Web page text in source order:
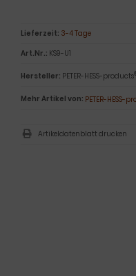
Lieferzeit: 3-4 Tage
Art.Nr.: KS9-U1
Hersteller: PETER-HESS-products
Mehr Artikel von: PETER-HESS-
Artikeldatenblatt drucken